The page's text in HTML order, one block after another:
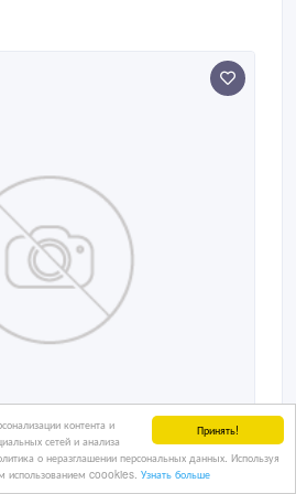
Принять!
контента и
сетей и анализа
о неразглашении персональных данных. Используя
использованием coookies. Узнать больше
настроения